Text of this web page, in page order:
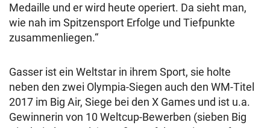
Medaille und er wird heute operiert. Da sieht man,
wie nah im Spitzensport Erfolge und Tiefpunkte
zusammenliegen.“
Gasser ist ein Weltstar in ihrem Sport, sie holte
neben den zwei Olympia-Siegen auch den WM-Titel
2017 im Big Air, Siege bei den X Games und ist u.a.
Gewinnerin von 10 Weltcup-Bewerben (sieben Big